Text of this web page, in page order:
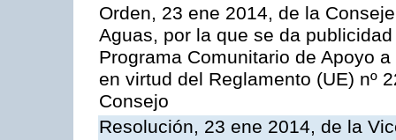
Orden, 23 ene 2014, de la
Aguas, por la que se da
Programa Comunitario de Apoyo
en virtud del Reglamento (UE) nº
Consejo
Resolución, 23 ene 2014, de la